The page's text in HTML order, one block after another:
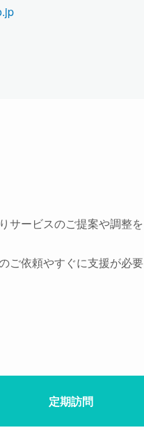
サービスのご提案や調整を
ご依頼やすぐに支援が必要
定期訪問